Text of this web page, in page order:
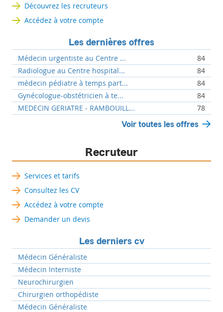
Découvrez les recruteurs
Accédez à votre compte
Les dernières offres
Médecin urgentiste au Centre ...
84
Radiologue au Centre hospital...
84
médecin pédiatre à temps part...
84
Gynécologue-obstétricien à te...
84
MEDECIN GERIATRE - RAMBOUILL...
78
Voir toutes les offres
Recruteur
Services et tarifs
Consultez les CV
Accédez à votre compte
Demander un devis
Les derniers cv
Médecin Généraliste
Médecin Interniste
Neurochirurgien
Chirurgien orthopédiste
Médecin Généraliste